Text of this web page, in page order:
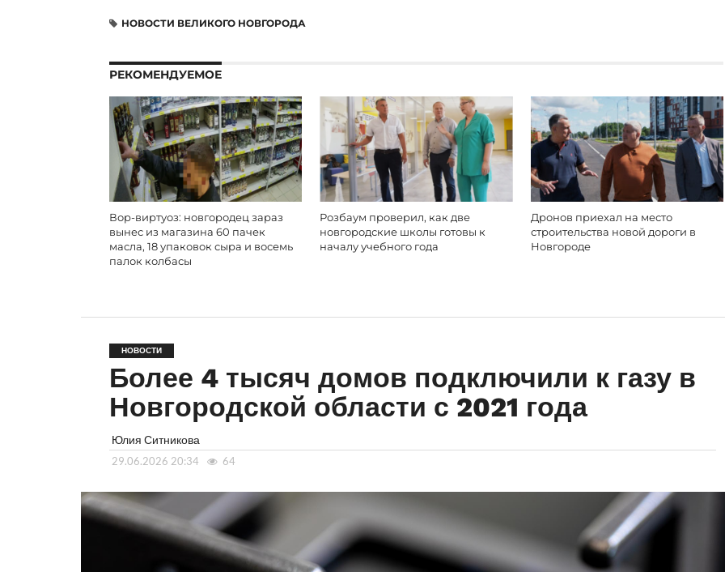
НОВОСТИ ВЕЛИКОГО НОВГОРОДА
РЕКОМЕНДУЕМОЕ
Вор-виртуоз: новгородец зараз
вынес из магазина 60 пачек
масла, 18 упаковок сыра и восемь
палок колбасы
Розбаум проверил, как две
новгородские школы готовы к
началу учебного года
Дронов приехал на место
строительства новой дороги в
Новгороде
НОВОСТИ
Более 4 тысяч домов подключили к газу в
Новгородской области с 2021 года
Юлия Ситникова
29.06.2026 20:34 64